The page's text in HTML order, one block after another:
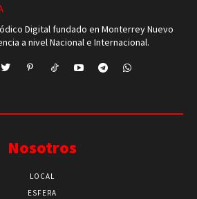
Digital fundado en Monterrey Nuevo
a nivel Nacional e Internacional.
Nosotros
LOCAL
ESFERA